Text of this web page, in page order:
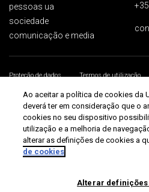
pessoas ua
sociedade
comunicação e media
Proteção de dados Termos de utilização
Universidade de Aveiro 2026
Ao aceitar a política de cookies da
deverá ter em consideração que o
cookies no seu dispositivo
utilização e a melhoria de
alterar as definições de cookies a
de cookies
Alterar definições